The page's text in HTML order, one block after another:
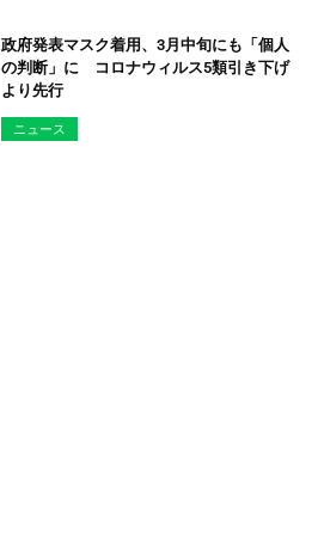
政府発表マスク着用、3月中旬にも「個人
の判断」に コロナウィルス5類引き下げ
より先行
ニュース